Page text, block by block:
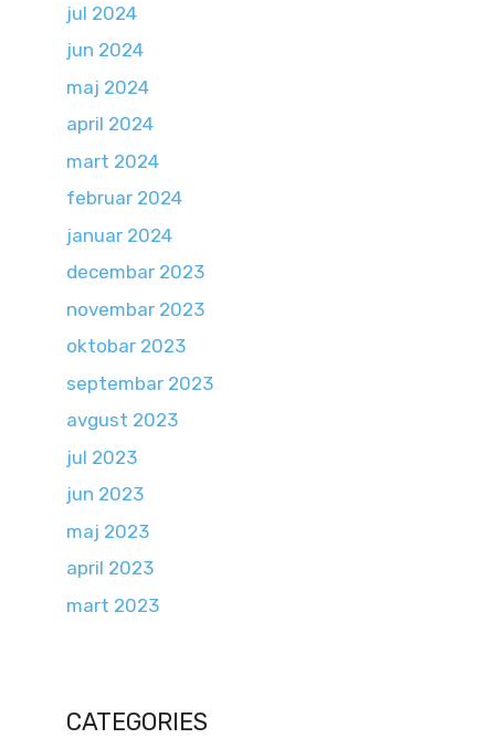
jul 2024
jun 2024
maj 2024
april 2024
mart 2024
februar 2024
januar 2024
decembar 2023
novembar 2023
oktobar 2023
septembar 2023
avgust 2023
jul 2023
jun 2023
maj 2023
april 2023
mart 2023
CATEGORIES